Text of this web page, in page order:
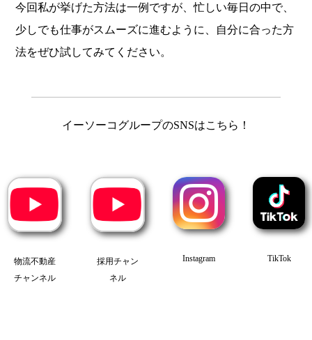
今回私が挙げた方法は一例ですが、忙しい毎日の中で、
少しでも仕事がスムーズに進むように、自分に合った方
法をぜひ試してみてください。
イーソーコグループのSNSはこちら！
物流不動産
チャンネル
採用チャン
ネル
Instagram TikTok